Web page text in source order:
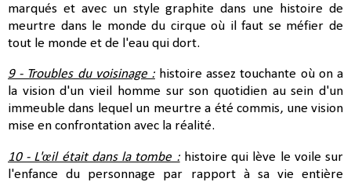
marqués et avec un style graphite dans une histoire de
meurtre dans le monde du cirque où il faut se méfier de
tout le monde et de l'eau qui dort.
9 - Troubles du voisinage :histoire assez touchante où on a
la vision d'un vieil homme sur son quotidien au sein d'un
immeuble dans lequel un meurtre a été commis, une vision
mise en confrontation avec la réalité.
10 - L'œil était dans la tombe :histoire qui lève le voile sur
l'enfance du personnage par rapport à sa vie entière